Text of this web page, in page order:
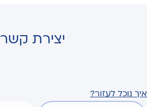
יצירת קשר
איך נוכל לעזור?